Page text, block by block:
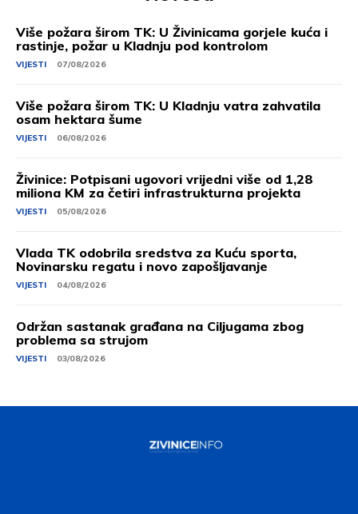
Više požara širom TK: U Živinicama gorjele kuća i
rastinje, požar u Kladnju pod kontrolom
VIJESTI 07/08/2026
Više požara širom TK: U Kladnju vatra zahvatila
osam hektara šume
VIJESTI 06/08/2026
Živinice: Potpisani ugovori vrijedni više od 1,28
miliona KM za četiri infrastrukturna projekta
VIJESTI 05/08/2026
Vlada TK odobrila sredstva za Kuću sporta,
Novinarsku regatu i novo zapošljavanje
VIJESTI 04/08/2026
Održan sastanak građana na Ciljugama zbog
problema sa strujom
VIJESTI 03/08/2026